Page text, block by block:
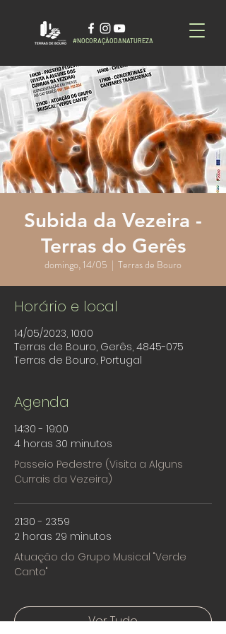
#NOCORAÇÃODANATUREZA
Subida da Vezeira -
Terras do Gerês
domingo, 14/05
  |
Terras de Bouro
Horário e local
14/05/2023, 10:00
Terras de Bouro, Gerês, 4845-075
Terras de Bouro, Portugal
Agenda
14:30 - 19:00
4 horas 30 minutos
Passeio Pedestre (Visita a Alguns
Currais da Vezeira)
21:30 - 23:59
2 horas 29 minutos
Atuação do Grupo Musical "Verde
Canto"
Ver Tudo